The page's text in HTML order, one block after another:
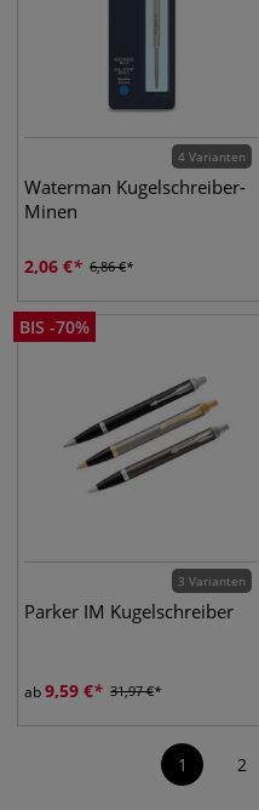
4 Varianten
Waterman Kugelschreiber-
Minen
2,06 € 6,86€
BIS -70%
3 Varianten
Parker IM Kugelschreiber
ab9,59 € 31,97€
1 2